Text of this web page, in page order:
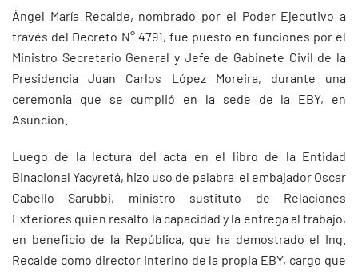
Ángel María Recalde, nombrado por el Poder Ejecutivo a
través del Decreto N° 4791, fue puesto en funciones por el
Ministro Secretario General y Jefe de Gabinete Civil de la
Presidencia Juan Carlos López Moreira, durante una
ceremonia que se cumplió en la sede de la EBY, en
Asunción.
Luego de la lectura del acta en el libro de la Entidad
Binacional Yacyretá, hizo uso de palabra el embajador Oscar
Cabello Sarubbi, ministro sustituto de Relaciones
Exteriores quien resaltó la capacidad y la entrega al trabajo,
en beneficio de la República, que ha demostrado el Ing.
Recalde como director interino de la propia EBY, cargo que